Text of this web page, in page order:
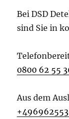
Bei DSD
sind Sie in
0800 62 55
Aus dem